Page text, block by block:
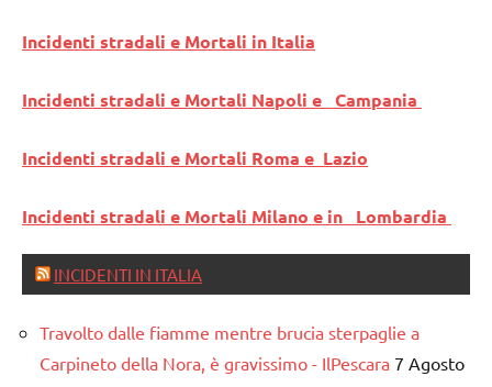
Incidenti stradali e Mortali in Italia
Incidenti stradali e Mortali Napoli e Campania
Incidenti stradali e Mortali Roma e Lazio
Incidenti stradali e Mortali Milano e in Lombardia
INCIDENTI IN ITALIA
Travolto dalle fiamme mentre brucia sterpaglie a
Carpineto della Nora, è gravissimo - IlPescara 7 Agosto